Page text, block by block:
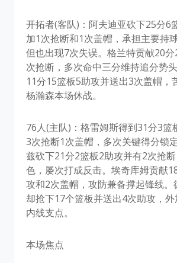
开拓者(客队)：阿夫迪亚砍下25分6
加1次抢断和1次盖帽，承担主要持
但也出现7次失误。格兰特贡献20
次抢断，多次命中三分维持追分势
11分15篮板5助攻并送出3次盖帽，
杨瀚森本场休战。
76人(主队)：格雷姆斯得到31分3篮
3次抢断1次盖帽，多次关键得分锁
兹砍下21分2篮板2助攻并有2次抢
色，屡次打成反击。埃奇库姆贡献
攻和2次盖帽，攻防兼备撑起锋线。
却抢下17个篮板并送出4次助攻，
内线支点。
本场焦点